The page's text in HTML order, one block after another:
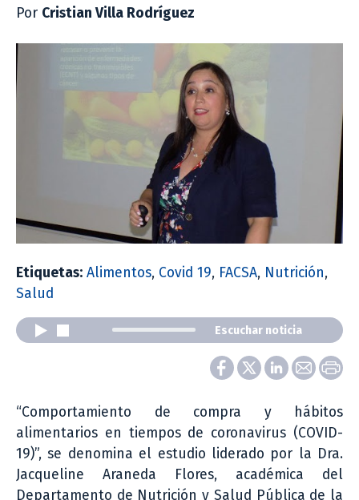
Por Cristian Villa Rodríguez
Etiquetas: Alimentos, Covid 19, FACSA, Nutrición,
Salud
Escuchar noticia
“Comportamiento de compra y hábitos
alimentarios en tiempos de coronavirus (COVID-
19)”, se denomina el estudio liderado por la Dra.
Jacqueline Araneda Flores, académica del
Departamento de Nutrición y Salud Pública de la